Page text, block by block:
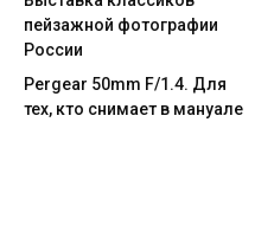
пейзажной фотографии
России
Pergear 50mm F/1.4. Для
тех, кто снимает в мануале